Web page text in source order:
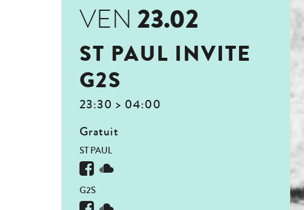
VEN 23.02
ST PAUL INVITE
G2S
23:30 > 04:00
Gratuit
ST PAUL
G2S